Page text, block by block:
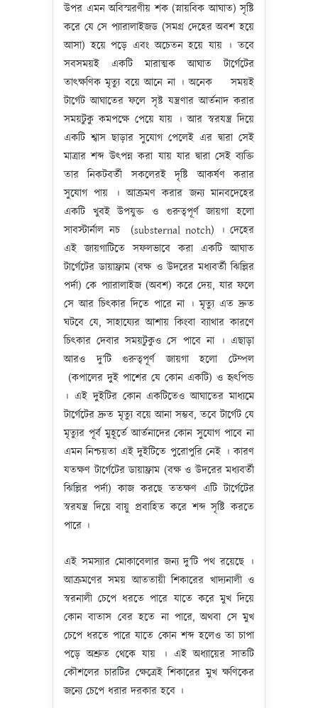
উপর এমন অবিস্মরণীয় শক (স্নায়বিক আঘাত) সৃষ্টি
করে যে সে প্যারালাইজড (সমগ্র দেহের অবশ হয়ে
আসা) হয়ে পড়ে এবং অচেতন হয়ে যায় । তবে
সবসময়ই একটি মারাত্মক আঘাত টার্গেটের
তাৎক্ষণিক মৃত্যু বয়ে আনে না । অনেক সময়ই
টার্গেট আঘাতের ফলে সৃষ্ট যন্ত্রণার আর্তনাদ করার
সময়টুকু কমপক্ষে পেয়ে যায় । আর স্বরযন্ত্র দিয়ে
একটি শ্বাস ছাড়ার সুযোগ পেলেই এর দ্বারা সেই
মাত্রার শব্দ উৎপন্ন করা যায় যার দ্বারা সেই ব্যক্তি
তার নিকটবর্তী সকলেরই দৃষ্টি আকর্ষণ করার
সুযোগ পায় । আক্রমণ করার জন্য মানবদেহের
একটি খুবই উপযুক্ত ও গুরুত্বপূর্ণ জায়গা হলো
সাবস্টার্নাল নচ (substernal notch) । দেহের
এই জায়গাটিতে সফলভাবে করা একটি আঘাত
টার্গেটের ডায়াফ্রাম (বক্ষ ও উদরের মধ্যবর্তী ঝিল্লির
পর্দা) কে প্যারালাইজ (অবশ) করে দেয়, যার ফলে
সে আর চিৎকার দিতে পারে না । মৃত্যু এত দ্রুত
ঘটবে যে, সাহায্যের আশায় কিংবা ব্যাথার কারণে
চিৎকার দেবার সময়টুকুও সে পাবে না । এছাড়া
আরও দু’টি গুরুত্বপূর্ণ জায়গা হলো টেম্পল
(কপালের দুই পাশের যে কোন একটি) ও হৃৎপিন্ড
। এই দুইটির কোন একটিতেও আঘাতের মাধ্যমে
টার্গেটের দ্রুত মৃত্যু বয়ে আনা সম্ভব, তবে টার্গেট যে
মৃত্যুর পূর্ব মুহূর্তে আর্তনাদের কোন সুযোগ পাবে না
এমন নিশ্চয়তা এই দুইটিতে পুরোপুরি নেই । কারণ
যতক্ষণ টার্গেটের ডায়াফ্রাম (বক্ষ ও উদরের মধ্যবর্তী
ঝিল্লির পর্দা) কাজ করছে ততক্ষণ এটি টার্গেটের
স্বরযন্ত্র দিয়ে বায়ু প্রবাহিত করে শব্দ সৃষ্টি করতে
পারে ।
এই সমস্যার মোকাবেলার জন্য দু’টি পথ রয়েছে ।
আক্রমণের সময় আততায়ী শিকারের খাদ্যনালী ও
স্বরনালী চেপে ধরতে পারে যাতে করে মুখ দিয়ে
কোন বাতাস বের হতে না পারে, অথবা সে মুখ
চেপে ধরতে পারে যাতে কোন শব্দ হলেও তা চাপা
পড়ে অশ্রুত থেকে যায় । এই অধ্যায়ের সাতটি
কৌশলের চারটির ক্ষেত্রেই শিকারের মুখ ক্ষণিকের
জন্যে চেপে ধরার দরকার হবে ।